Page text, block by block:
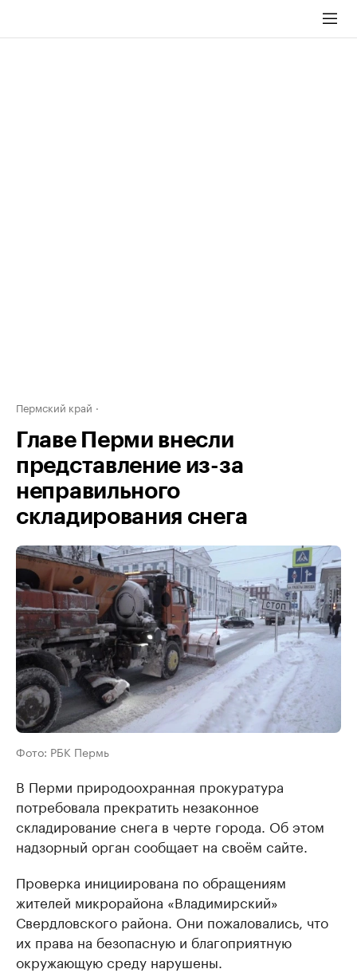
Пермский край
Главе Перми внесли
представление из-за
неправильного
складирования снега
Фото: РБК Пермь
В Перми природоохранная прокуратура
потребовала прекратить незаконное
складирование снега в черте города. Об этом
надзорный орган сообщает на своём сайте.
Проверка инициирована по обращениям
жителей микрорайона «Владимирский»
Свердловского района. Они пожаловались, что
их права на безопасную и благоприятную
окружающую среду нарушены.